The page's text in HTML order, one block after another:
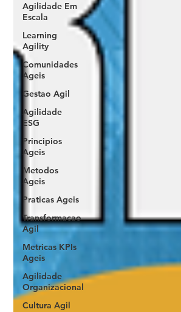
Agilidade Em
Escala
Learning
Agility
Comunidades
Ageis
Gestao Agil
Agilidade
ESG
Principios
Ageis
Metodos
Ageis
Praticas Ageis
Transformacao
Agil
Metricas KPIs
Ageis
Agilidade
Organizacional
Cultura Agil